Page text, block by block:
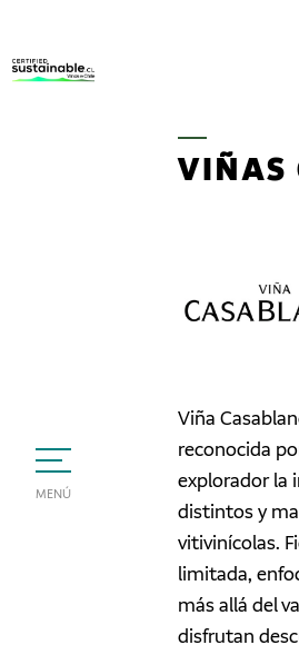
MENÚ
VIÑAS
Viña
reconocida
explorador la
distintos y
vitivinícolas.
limitada,
más allá del
disfrutan